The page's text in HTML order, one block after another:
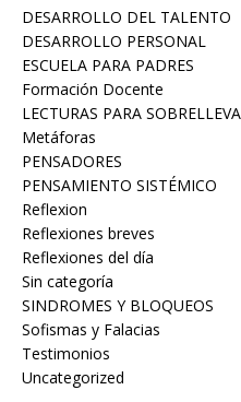
DESARROLLO DEL TALENTO
DESARROLLO PERSONAL
ESCUELA PARA PADRES
Formación Docente
LECTURAS PARA
Metáforas
PENSADORES
PENSAMIENTO SISTÉMICO
Reflexion
Reflexiones breves
Reflexiones del día
Sin categoría
Sofismas y Falacias
Testimonios
Uncategorized